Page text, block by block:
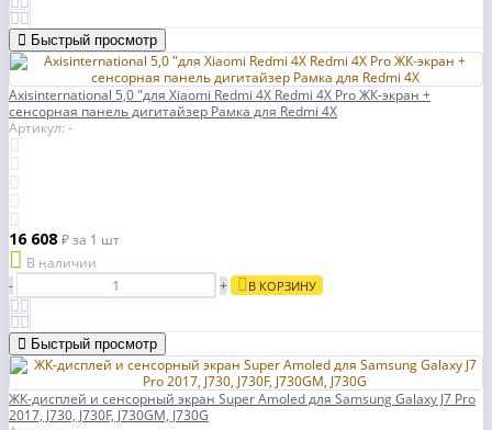
Быстрый просмотр
Axisinternational 5,0 "для Xiaomi Redmi 4X Redmi 4X Pro ЖК-экран +
сенсорная панель дигитайзер Рамка для Redmi 4X
Артикул: -
16 608 ₽за 1 шт
В наличии
-
+ В КОРЗИНУ
Быстрый просмотр
ЖК-дисплей и сенсорный экран Super Amoled для Samsung Galaxy J7 Pro
2017, J730, J730F, J730GM, J730G